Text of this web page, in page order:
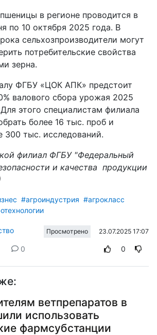
в регионе проводится в
по 10 октября 2025 года. В
сельхозпроизводители могут
потребительские свойства
зерна.
ФГБУ «ЦОК АПК» предстоит
валового сбора урожая 2025
этого специалистам филиала
более 16 тыс. проб и
300 тыс. исследований.
филиал ФГБУ "Федеральный
и качества продукции
#агроиндустрия #агрокласс
Просмотрено 23.07.2025 17:07
0 0
ветпрепаратов в
использовать
фармсубстанции